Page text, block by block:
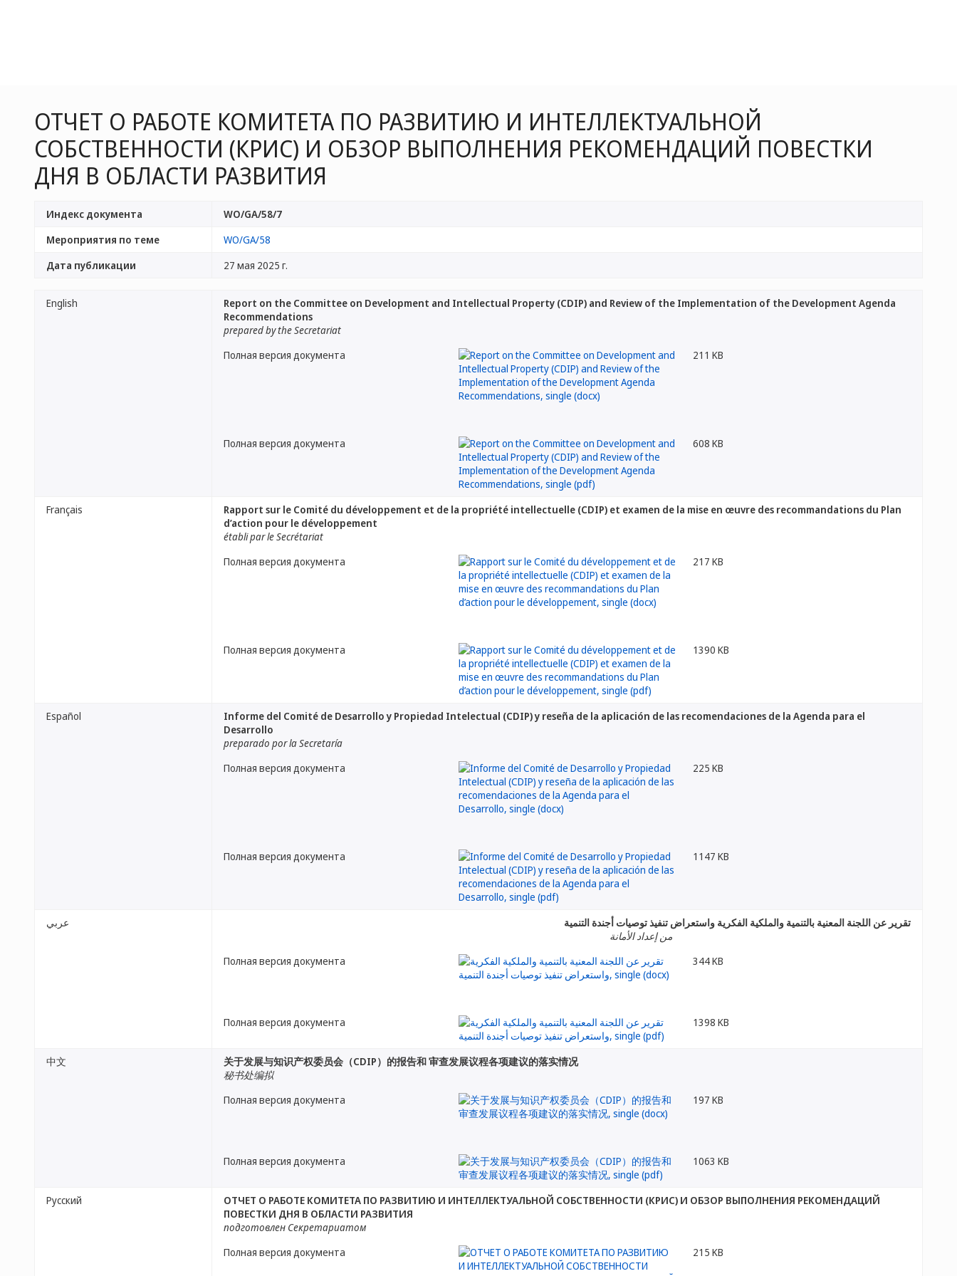
ОТЧЕТ О РАБОТЕ КОМИТЕТА ПО РАЗВИТИЮ И ИНТЕЛЛЕКТУАЛЬНОЙ
СОБСТВЕННОСТИ (КРИС) И ОБЗОР ВЫПОЛНЕНИЯ РЕКОМЕНДАЦИЙ ПОВЕСТКИ
ДНЯ В ОБЛАСТИ РАЗВИТИЯ
Индекс документа
WO/GA/58/7
Мероприятия по теме
WO/GA/58
Дата публикации
27 мая 2025 г.
English
Report on the Committee on Development and Intellectual Property (CDIP) and Review of the Implementation of the Development Agenda
Recommendations
prepared by the Secretariat
Полная версия документа
211 KB
Полная версия документа 608 KB
Français
Rapport sur le Comité du développement et de la propriété intellectuelle (CDIP) et examen de la mise en œuvre des recommandations du Plan
d’action pour le développement
établi par le Secrétariat
Полная версия документа
217 KB
Полная версия документа 1390 KB
Español
Informe del Comité de Desarrollo y Propiedad Intelectual (CDIP) y reseña de la aplicación de las recomendaciones de la Agenda para el
Desarrollo
preparado por la Secretaría
Полная версия документа
225 KB
Полная версия документа 1147 KB
عربي
تقرير عن اللجنة المعنية بالتنمية والملكية الفكرية واستعراض تنفيذ توصيات أجندة التنمية
من إعداد الأمانة
Полная версия документа
344 KB
Полная версия документа 1398 KB
中文
关于发展与知识产权委员会（CDIP）的报告和 审查发展议程各项建议的落实情况
秘书处编拟
Полная версия документа
197 KB
Полная версия документа 1063 KB
Русский
ОТЧЕТ О РАБОТЕ КОМИТЕТА ПО РАЗВИТИЮ И ИНТЕЛЛЕКТУАЛЬНОЙ СОБСТВЕННОСТИ (КРИС) И ОБЗОР ВЫПОЛНЕНИЯ РЕКОМЕНДАЦИЙ
ПОВЕСТКИ ДНЯ В ОБЛАСТИ РАЗВИТИЯ
подготовлен Секретариатом
Полная версия документа
215 KB